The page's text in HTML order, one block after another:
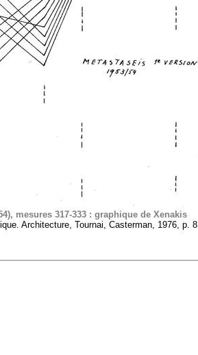
mesures 317-333 : graphique de Xenakis
Architecture, Tournai, Casterman, 1976, p. 8